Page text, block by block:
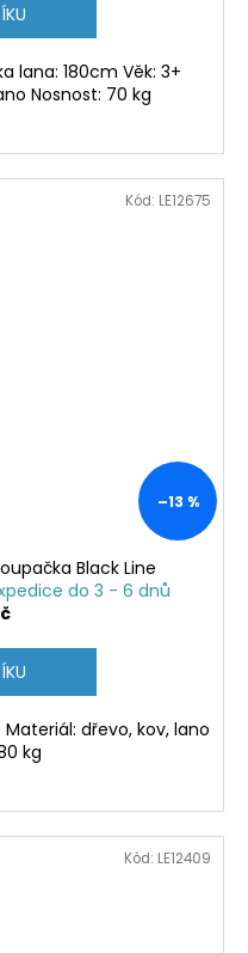
lana: 180cm Věk: 3+
Nosnost: 70 kg
–13 %
Black Line
do 3 - 6 dnů
Materiál: dřevo, kov, lano
kg
Kód: LE12675
Kód: LE12409